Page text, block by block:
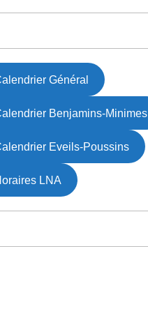
Général
Benjamins-Minimes
Eveils-Poussins
LNA